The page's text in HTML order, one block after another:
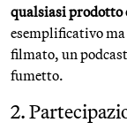
qualsiasi prodotto
esemplificativo
filmato, un
fumetto.
2.